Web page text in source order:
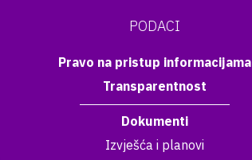
PODACI
Pravo na pristup informacijama
Transparentnost
Dokumenti
Izvješća i planovi